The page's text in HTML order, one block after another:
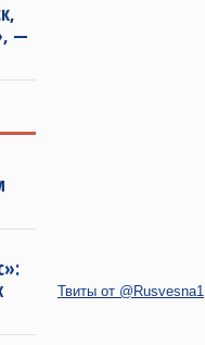
—
Твиты от @Rusvesna1